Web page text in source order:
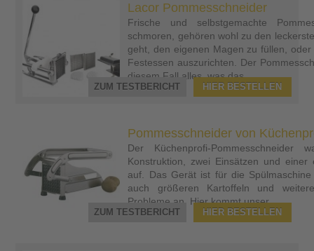
Lacor Pommesschneider
Frische und selbstgemachte
schmoren, gehören wohl zu den
geht, den eigenen Magen zu füllen,
Festessen auszurichten. Der
diesem Fall alles, was das...
ZUM TESTBERICHT HIER BESTELLEN
Pommesschneider von
Der Küchenprofi-Pommesschneider
Konstruktion, zwei Einsätzen und einer
auf. Das Gerät ist für die
auch größeren Kartoffeln und
Probleme an. Hier kommt unser...
ZUM TESTBERICHT HIER BESTELLEN